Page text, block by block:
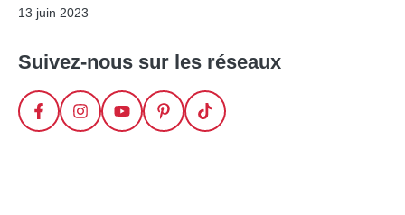
13 juin 2023
Suivez-nous sur les réseaux